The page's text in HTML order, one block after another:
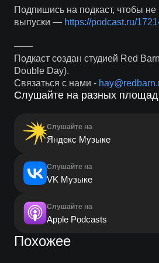
Подпишись на подкаст, чтобы не
выпуски — https://podcast.ru/
——
Подкаст создан студией Red
Double Day).
Связаться с нами -
Слушайте на разных
Слушайте на
Яндекс Музыке
Слушайте на
VK Музыке
Слушайте на
Apple Podcasts
Похожее